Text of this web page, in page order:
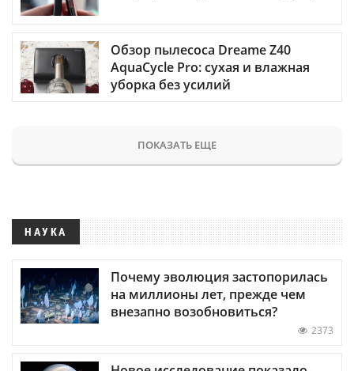
Обзор пылесоса Dreame Z40
AquaCycle Pro: сухая и влажная
уборка без усилий
ПОКАЗАТЬ ЕЩЕ
НАУКА
Почему эволюция застопорилась
на миллионы лет, прежде чем
внезапно возобновиться?
2373